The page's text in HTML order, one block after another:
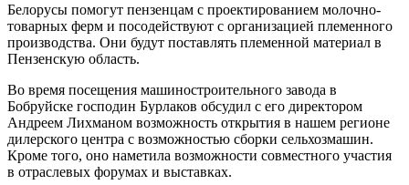
Белорусы помогут пензенцам с проектированием молочно-
товарных ферм и посодействуют с организацией племенного
производства. Они будут поставлять племенной материал в
Пензенскую область.
Во время посещения машиностроительного завода в
Бобруйске господин Бурлаков обсудил с его директором
Андреем Лихманом возможность открытия в нашем регионе
дилерского центра с возможностью сборки сельхозмашин.
Кроме того, оно наметила возможности совместного участия
в отраслевых форумах и выставках.